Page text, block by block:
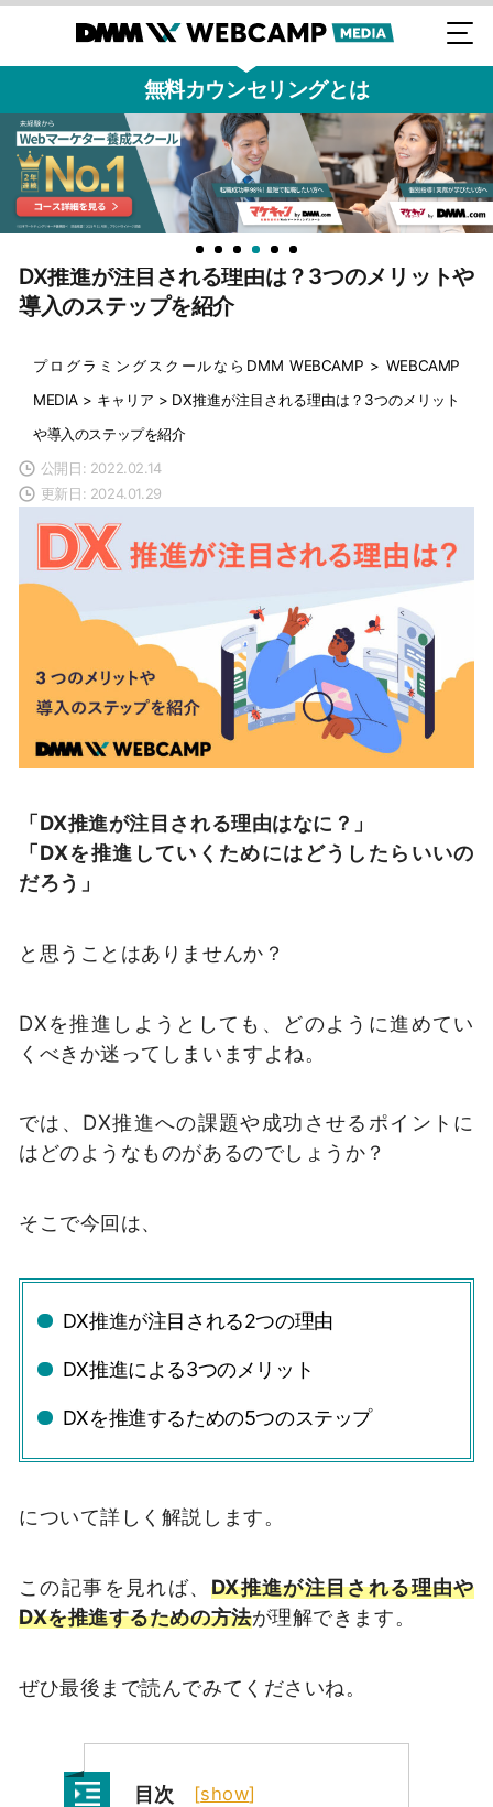
無料カウンセリングとは
DX推進が注目される理由は？3つのメリットや
導入のステップを紹介
プログラミングスクールならDMM WEBCAMP > WEBCAMP
MEDIA > キャリア > DX推進が注目される理由は？3つのメリット
や導入のステップを紹介
公開日: 2022.02.14
更新日: 2024.01.29
「DX推進が注目される理由はなに？」
「DXを推進していくためにはどうしたらいいの
だろう」
と思うことはありませんか？
DXを推進しようとしても、どのように進めてい
くべきか迷ってしまいますよね。
では、DX推進への課題や成功させるポイントに
はどのようなものがあるのでしょうか？
そこで今回は、
DX推進が注目される2つの理由
DX推進による3つのメリット
DXを推進するための5つのステップ
について詳しく解説します。
この記事を見れば、 DX推進が注目される理由や
DXを推進するための方法が理解できます。
ぜひ最後まで読んでみてくださいね。
目次 [show]